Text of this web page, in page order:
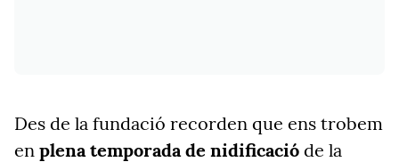
Des de la fundació recorden que ens trobem
en plena temporada de nidificació de la